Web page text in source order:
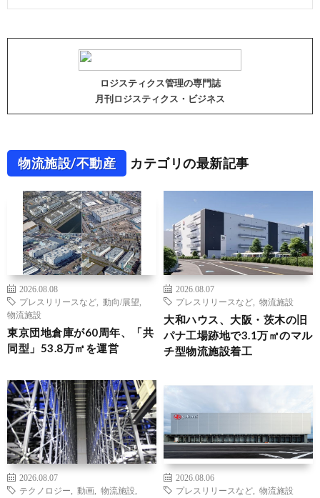
ロジスティクス管理の専門誌
月刊ロジスティクス・ビジネス
物流施設/不動産 カテゴリの最新記事
2026.08.08
プレスリリースなど
動向/展望
物流施設
東京団地倉庫が60周年、「共
同型」53.8万㎡を運営
2026.08.07
プレスリリースなど
物流施設
大和ハウス、大阪・茨木の旧
パナ工場跡地で3.1万㎡のマル
チ型物流施設着工
2026.08.07
テクノロジー
動画 物流施設
2026.08.06
プレスリリースなど
物流施設